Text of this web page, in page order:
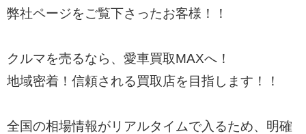
弊社ページをご覧下さったお客様！！
クルマを売るなら、愛車買取MAXへ！
地域密着！信頼される買取店を目指します！！
全国の相場情報がリアルタイムで入るため、明確